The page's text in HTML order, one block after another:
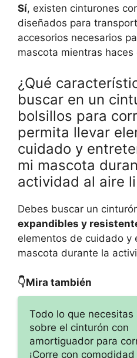
Sí, existen cinturones
diseñados para
accesorios necesarios
mascota mientras haces
¿Qué
buscar en un
bolsillos para
permita llevar
cuidado y
mi mascota
actividad al aire
Debes buscar un
expandibles y
elementos de cuidado y
mascota durante la
👇Mira también
Todo lo que necesitas
sobre el cinturón con
amortiguador para
¡Corre con comodidad